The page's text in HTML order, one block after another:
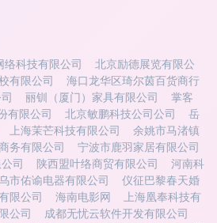
络科技有限公司
北京励德展览有限公
有限公司
海口龙华区琦尔茵百货商行
丽钏（厦门）家具有限公司
掌客
有限公司
北京敏鹏科技公司公司
岳
上海茉芒科技有限公司
余姚市马渚镇
务有限公司
宁波市鹿羽家居有限公司
司
陕西盟叶络商贸有限公司
河南科
市佑谕电器有限公司
仪征巴黎春天婚
限公司 海南电影网
上海凰奉科技有
公司
成都无忧云软件开发有限公司